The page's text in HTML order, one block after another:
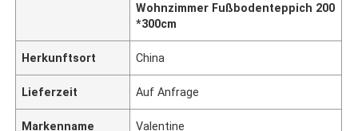
Wohnzimmer Fußbodenteppich 200
*300cm
Herkunftsort China
Lieferzeit Auf Anfrage
Markenname Valentine